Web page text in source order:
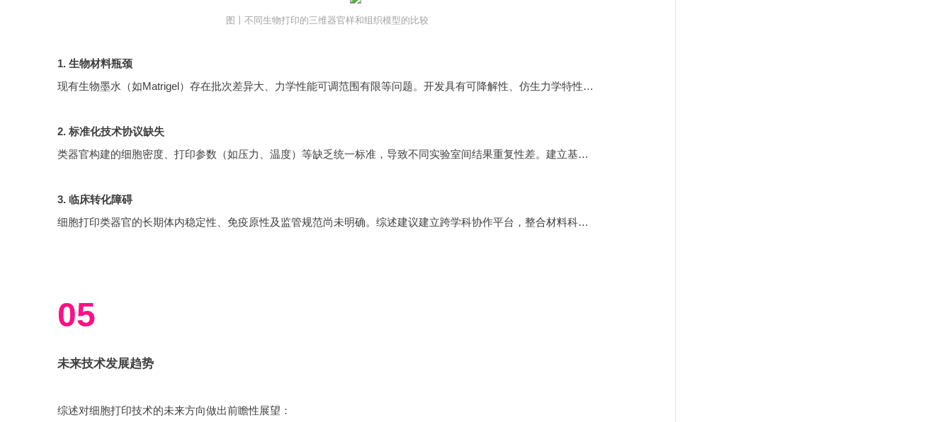
图丨不同生物打印的三维器官样和组织模型的比较
1. 生物材料瓶颈
现有生物墨水（如Matrigel）存在批次差异大、力学性能可调范围有限等问题。开发具有可降解性、仿生力学特性的新型复合水凝胶（如甲基丙烯酸酐化明胶/透明质酸复合体系）成为研究热点。
2. 标准化技术协议缺失
类器官构建的细胞密度、打印参数（如压力、温度）等缺乏统一标准，导致不同实验室间结果重复性差。建立基于机器学习的参数优化模型（如随机森林算法）被认为是解决该问题的关键路径。
3. 临床转化障碍
细胞打印类器官的长期体内稳定性、免疫原性及监管规范尚未明确。综述建议建立跨学科协作平台，整合材料科学、生物医学工程与临床专家资源，加速技术转化。
05
未来技术发展趋势
综述对细胞打印技术的未来方向做出前瞻性展望：